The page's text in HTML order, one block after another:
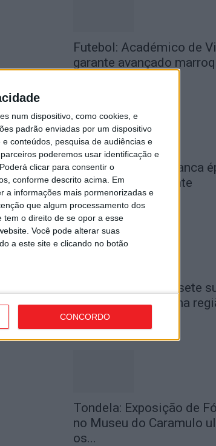
num dispositivo, como cookies, e
padrão enviadas por um dispositivo
conteúdos, pesquisa de audiências e
poderemos usar identificação e
clicar para consentir o
conforme descrito acima. Em
a informações mais pormenorizadas e
que algum processamento dos
tem o direito de se opor a esse
Você pode alterar suas
a este site e clicando no botão
CONCORDO
Futebol: Académico de
garante avançado
Liga 2: Tondela arranca
receção ao Amarante
7 de Agosto, 2026
Viseu: GNR detém sete
por furto de cobre na
6 de Agosto, 2026
Tondela: Exposição de
no Museu do Caramulo
os...